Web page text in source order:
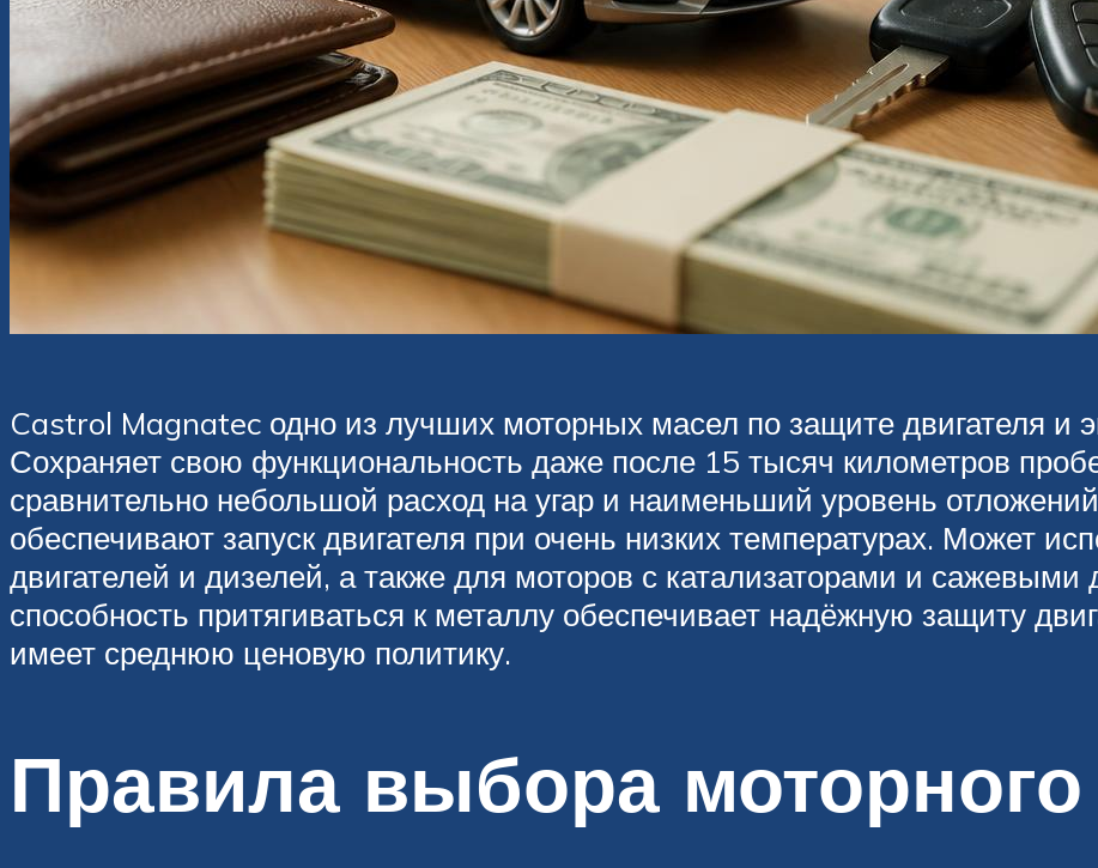
Castrol Magnatec одно из лучших моторных масел по защите двигателя и
Сохраняет свою функциональность даже после 15 тысяч километров
сравнительно небольшой расход на угар и наименьший уровень
обеспечивают запуск двигателя при очень низких температурах. Может
двигателей и дизелей, а также для моторов с катализаторами и
способность притягиваться к металлу обеспечивает надёжную защиту
имеет среднюю ценовую политику.
Правила выбора